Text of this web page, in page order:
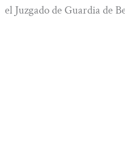
el Juzgado de Guardia de